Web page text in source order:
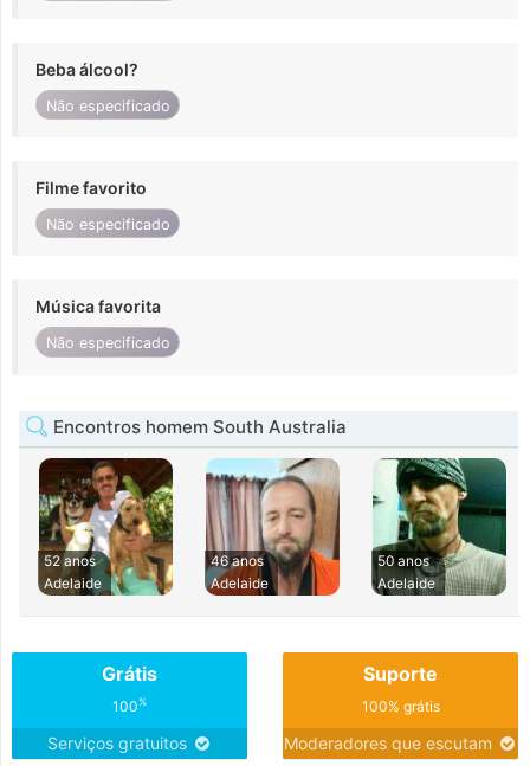
Beba álcool?
Não especificado
Filme favorito
Não especificado
Música favorita
Não especificado
Encontros homem South Australia
52 anos
Adelaide
46 anos
Adelaide
50 anos
Adelaide
Grátis
100%
Serviços gratuitos
Suporte
100% grátis
Moderadores que escutam